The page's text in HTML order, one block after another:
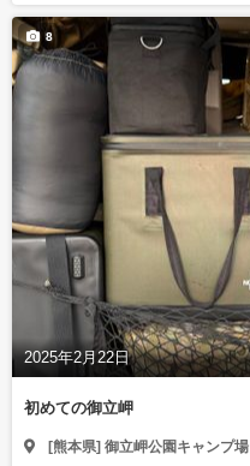
2025年2月22日
8
初めての御立岬
[熊本県] 御立岬公園キャンプ場